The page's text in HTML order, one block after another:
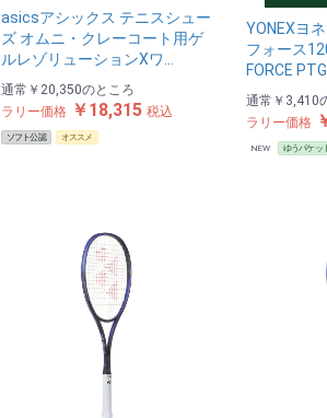
asicsアシックス テニスシュー
ズ オムニ・クレーコート用ゲ
ルレゾリューションⅩワ…
通常 ￥20,350のところ
ラリー価格￥18,315 税込
ソフト公認 オススメ
YONEXヨ
フォース
FORCE
通常 ￥3,410
ラリー価格
NEW ゆうパケッ